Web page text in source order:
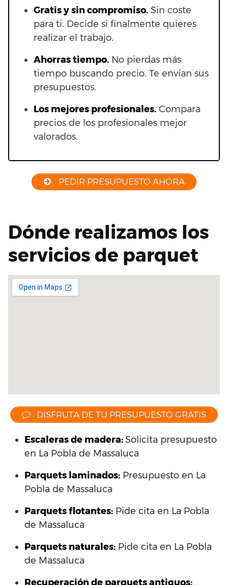
Gratis y sin compromiso. Sin coste
para ti. Decide si finalmente quieres
realizar el trabajo.
Ahorras tiempo. No pierdas más
tiempo buscando precio. Te envían sus
presupuestos.
Los mejores profesionales. Compara
precios de los profesionales mejor
valorados.
PEDIR PRESUPUESTO AHORA
Dónde realizamos los
servicios de parquet
DISFRUTA DE TU PRESUPUESTO GRATIS
Escaleras de madera:Solicita presupuesto
en La Pobla de Massaluca
Parquets laminados: Presupuesto en La
Pobla de Massaluca
Parquets flotantes: Pide cita en La Pobla
de Massaluca
Parquets naturales: Pide cita en La Pobla
de Massaluca
Recuperación de parquets antiguos: